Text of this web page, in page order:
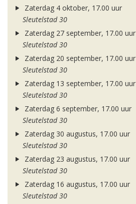
Zaterdag 4 oktober, 17.00 uur
Sleutelstad 30
Zaterdag 27 september, 17.00 uur
Sleutelstad 30
Zaterdag 20 september, 17.00 uur
Sleutelstad 30
Zaterdag 13 september, 17.00 uur
Sleutelstad 30
Zaterdag 6 september, 17.00 uur
Sleutelstad 30
Zaterdag 30 augustus, 17.00 uur
Sleutelstad 30
Zaterdag 23 augustus, 17.00 uur
Sleutelstad 30
Zaterdag 16 augustus, 17.00 uur
Sleutelstad 30